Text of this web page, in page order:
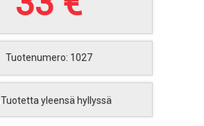
Tuotenumero: 1027
Tuotetta yleensä hyllyssä